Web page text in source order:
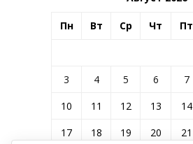
Пн Вт Ср Чт Пт
3
4 5 6 7
10
11 12 13 14
17
18 19 20 21